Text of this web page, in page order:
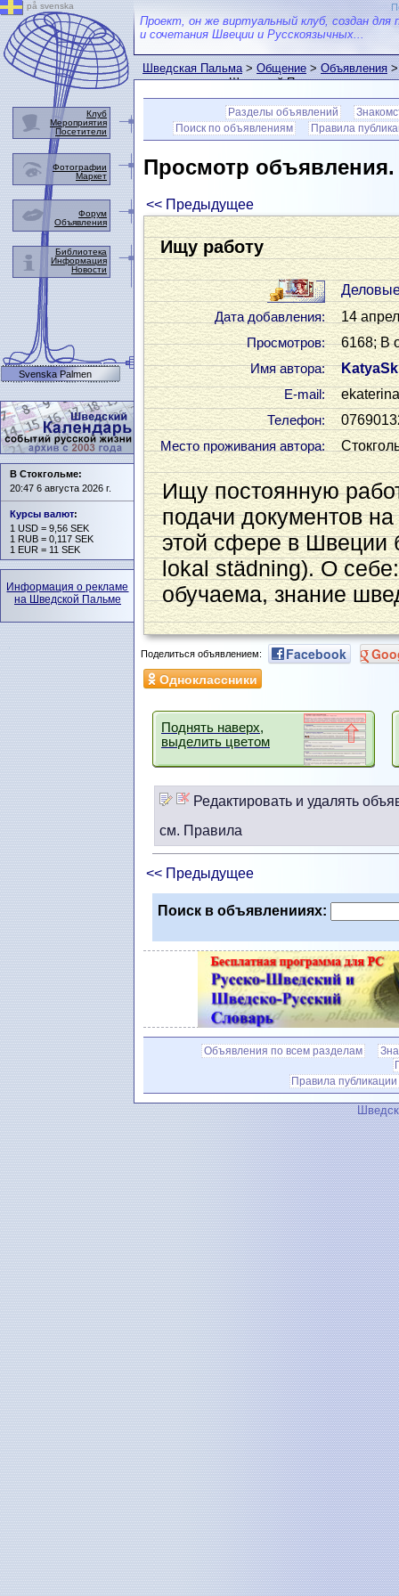
Проект, он же виртуальный клуб, создан для
и сочетания Швеции и Русскоязычных...
Шведская Пальма>Общение>Объявления>
пользователем Шведской Пальмы
Разделы объявлений
Поиск по объявлениям
Правила
Просмотр
<< Предыдущее
Ищу работу
Дата добавления: 14
Просмотров: 6168; В
Имя автора:
Е-mail:
Телефон:
Место проживания автора:
Ищу постоянную
подачи документов
этой сфере в Швеции
lokal städning). О
обучаема, знание
Поделиться объявлением: Facebook
Одноклассники
Поднять наверх,
выделить цветом
Редактировать и удалять
см. Правила
<< Предыдущее
Поиск в объявленииях:
Объявления по всем разделам
Правила публикации
på svenska
Клуб
Мероприятия
Посетители
Фотографии
Маркет
Форум
Объявления
Библиотека
Информация
Новости
Svenska Palmen
В Стокгольме:
20:47 6 августа 2026 г.
Курсы валют:
1 USD = 9,56 SEK
1 RUB = 0,117 SEK
1 EUR = 11 SEK
Информация о рекламе
на Шведской Пальме